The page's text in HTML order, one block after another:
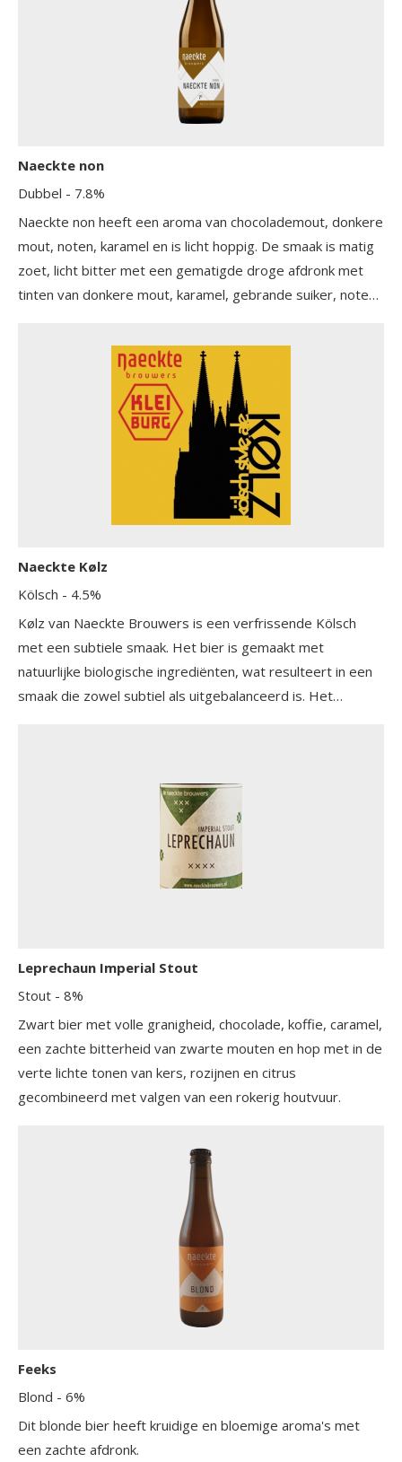
Naeckte non
Dubbel - 7.8%
Naeckte non heeft een aroma van chocolademout, donkere
mout, noten, karamel en is licht hoppig. De smaak is matig
zoet, licht bitter met een gematigde droge afdronk met
tinten van donkere mout, karamel, gebrande suiker, noten
Naeckte Kølz
Kölsch - 4.5%
Kølz van Naeckte Brouwers is een verfrissende Kölsch
met een subtiele smaak. Het bier is gemaakt met
natuurlijke biologische ingrediënten, wat resulteert in een
smaak die zowel subtiel als uitgebalanceerd is. Het
Leprechaun Imperial Stout
Stout - 8%
Zwart bier met volle granigheid, chocolade, koffie, caramel,
een zachte bitterheid van zwarte mouten en hop met in de
verte lichte tonen van kers, rozijnen en citrus
gecombineerd met valgen van een rokerig houtvuur.
Feeks
Blond - 6%
Dit blonde bier heeft kruidige en bloemige aroma's met
een zachte afdronk.